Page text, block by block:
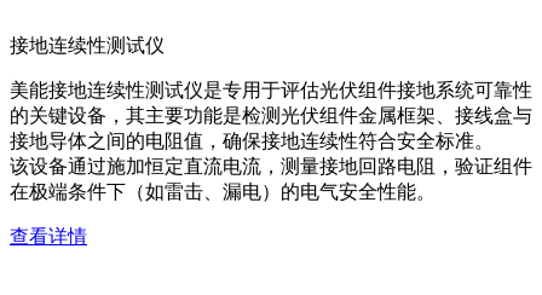
接地连续性测试仪
美能接地连续性测试仪是专用于评估光伏组件接地系统可靠性
的关键设备，其主要功能是检测光伏组件金属框架、接线盒与
接地导体之间的电阻值，确保接地连续性符合安全标准。
该设备通过施加恒定直流电流，测量接地回路电阻，验证组件
在极端条件下（如雷击、漏电）的电气安全性能。
查看详情